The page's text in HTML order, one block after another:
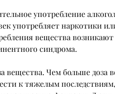
употребление
употребляет наркотики
вещества
синдрома.
вещества. Чем больше
к тяжелым